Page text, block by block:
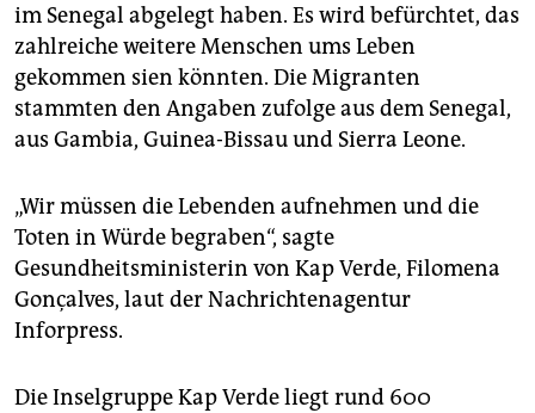
im Senegal abgelegt haben. Es wird befürchtet, das
zahlreiche weitere Menschen ums Leben
gekommen sien könnten. Die Migranten
stammten den Angaben zufolge aus dem Senegal,
aus Gambia, Guinea-Bissau und Sierra Leone.
„Wir müssen die Lebenden aufnehmen und die
Toten in Würde begraben“, sagte
Gesundheitsministerin von Kap Verde, Filomena
Gonçalves, laut der Nachrichtenagentur
Inforpress.
Die Inselgruppe Kap Verde liegt rund 600